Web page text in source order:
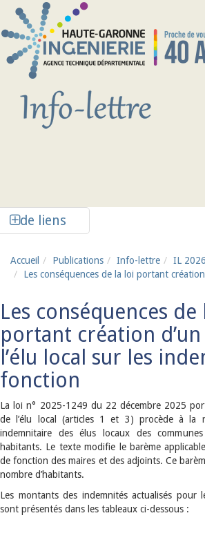
Aller au contenu principal
de liens
Accueil Publications Info-lettre IL 2026
Les conséquences de la loi portant création
Les conséquences de
portant création
l’élu local sur les
fonction
La loi n° 2025-1249 du 22 décembre 2025
de l’élu local (articles 1 et 3) procède à la
indemnitaire des élus locaux des
habitants. Le texte modifie le barème
de fonction des maires et des adjoints. Ce
nombre d’habitants.
Les montants des indemnités actualisés pour
sont présentés dans les tableaux ci-dessous :